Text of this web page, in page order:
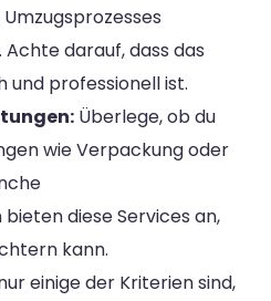
darauf, dass das
und professionell ist.
Überlege, ob du
wie Verpackung oder
diese Services an,
kann.
einige der Kriterien sind,